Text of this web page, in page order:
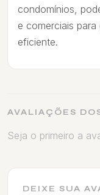
condomínios,
e comerciais
eficiente.
AVALIAÇÕES
Seja o primeiro a
DEIXE SUA